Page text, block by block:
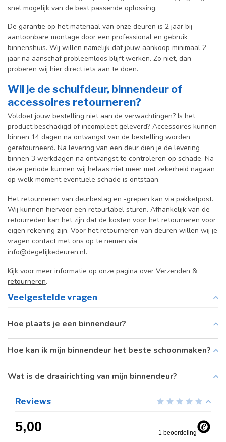
snel mogelijk van de best passende oplossing.
De garantie op het materiaal van onze deuren is 2 jaar bij
aantoonbare montage door een professional en gebruik
binnenshuis. Wij willen namelijk dat jouw aankoop minimaal 2
jaar na aanschaf probleemloos blijft werken. Zo niet, dan
proberen wij hier direct iets aan te doen.
Wil je de schuifdeur, binnendeur of
accessoires retourneren?
Voldoet jouw bestelling niet aan de verwachtingen? Is het
product beschadigd of incompleet geleverd? Accessoires kunnen
binnen 14 dagen na ontvangst van de bestelling worden
geretourneerd. Na levering van een deur dien je de levering
binnen 3 werkdagen na ontvangst te controleren op schade. Na
deze periode kunnen wij helaas niet meer met zekerheid nagaan
op welk moment eventuele schade is ontstaan.
Het retourneren van deurbeslag en -grepen kan via pakketpost.
Wij kunnen hiervoor een retourlabel sturen. Afhankelijk van de
retourreden kan het zijn dat de kosten voor het retourneren voor
eigen rekening zijn. Voor het retourneren van deuren willen wij je
vragen contact met ons op te nemen via
info@degelijkedeuren.nl.
Kijk voor meer informatie op onze pagina over Verzenden &
retourneren.
Veelgestelde vragen
Hoe plaats je een binnendeur?
Hoe kan ik mijn binnendeur het beste schoonmaken?
Wat is de draairichting van mijn binnendeur?
Reviews